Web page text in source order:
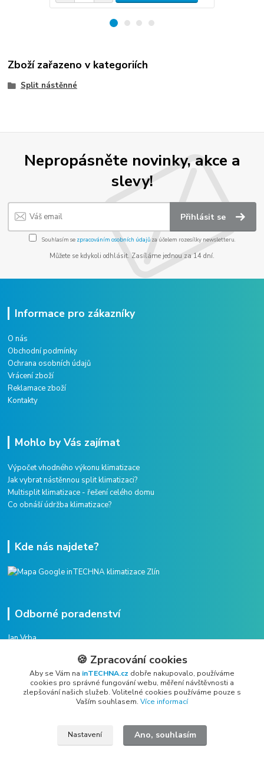
Zboží zařazeno v kategoriích
Split nástěnné
Nepropásněte novinky, akce a
slevy!
Přihlásit se
Souhlasím se zpracováním osobních údajůza účelem rozesílky newsletteru.
Můžete se kdykoli odhlásit. Zasíláme jednou za 14 dní.
Informace pro zákazníky
O nás
Obchodní podmínky
Ochrana osobních údajů
Vrácení zboží
Reklamace zboží
Kontakty
Mohlo by Vás zajímat
Výpočet vhodného výkonu klimatizace
Jak vybrat nástěnnou split klimatizaci?
Multisplit klimatizace - řešení celého domu
Co obnáší údržba klimatizace?
Kde nás najdete?
Odborné poradenství
Jan Vrba
vrba@intechna.cz
🍪 Zpracování cookies
Aby se Vám na inTECHNA.cz dobře nakupovalo, používáme
cookies pro správné fungování webu, měření návštěvnosti a
zlepšování našich služeb. Volitelné cookies používáme pouze s
Vaším souhlasem. Více informací
Nastavení Ano, souhlasím